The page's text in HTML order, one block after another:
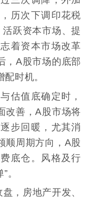
历次下调印花税
跃资本市场、提
着资本市场改革
，A股市场的底部
时机。
估值底确定时，
改善，A股市场将
步回暖，尤其消
顺周期方向，A股
底仓。风格及行
。
，房地产开发、